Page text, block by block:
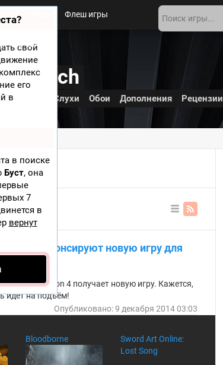
свой
его
в
в поиске
Буст, она
7
в
вернут
Флеш игры
О сайте
Finch
Слухи Обои Дополнения Рецензии
ви
сп
ис
Finch
Sparrow анонсируют новую игру для
PlayStation 4 получает новую игру. Кажется,
идёт на подъём!
Опубликовано: 9 декабря 2014 03:03
Bloodborne
Sword Art Online:
Lost Song